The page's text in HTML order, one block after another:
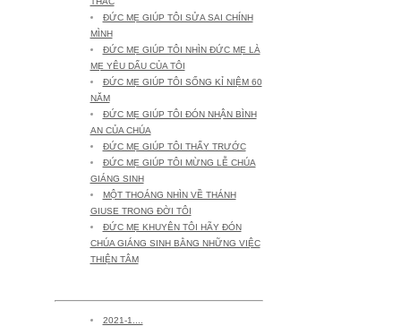
ĐỨC MẸ GIÚP TÔI SỬA SAI CHÍNH
MÌNH
ĐỨC MẸ GIÚP TÔI NHÌN ĐỨC MẸ LÀ
MẸ YÊU DẤU CỦA TÔI
ĐỨC MẸ GIÚP TÔI SỐNG KỈ NIỆM 60
NĂM
ĐỨC MẸ GIÚP TÔI ĐÓN NHẬN BÌNH
AN CỦA CHÚA
ĐỨC MẸ GIÚP TÔI THẤY TRƯỚC
ĐỨC MẸ GIÚP TÔI MỪNG LỄ CHÚA
GIÁNG SINH
MỘT THOÁNG NHÌN VỀ THÁNH
GIUSE TRONG ĐỜI TÔI
ĐỨC MẸ KHUYÊN TÔI HÃY ĐÓN
CHÚA GIÁNG SINH BẰNG NHỮNG VIỆC
THIỆN TÂM
2021-1....